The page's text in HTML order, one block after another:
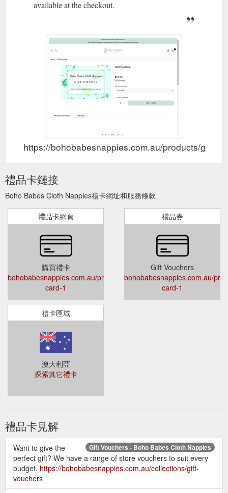
available at the checkout.
https://bohobabesnappies.com.au/products/gift-
禮品卡鏈接
Boho Babes Cloth Nappies禮卡網址和服務條款
禮品卡網頁
購買禮卡
bohobabesnappies.com.au/products/gift-
card-1
禮品券
Gift Vouchers
bohobabesnappies.com.au/
card-1
禮卡區域
澳大利亞
探索其它禮卡
禮品卡見解
Gift Vouchers - Boho Babes Cloth Nappies
Want to give the
perfect gift? We have a range of store vouchers to suit every
budget. https://bohobabesnappies.com.au/collections/gift-
vouchers